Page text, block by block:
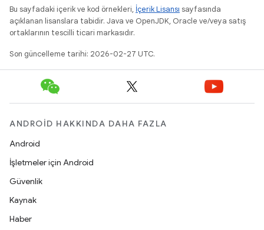
Bu sayfadaki içerik ve kod örnekleri, İçerik Lisansı sayfasında
açıklanan lisanslara tabidir. Java ve OpenJDK, Oracle ve/veya satış
ortaklarının tescilli ticari markasıdır.
Son güncelleme tarihi: 2026-02-27 UTC.
ANDROID HAKKINDA DAHA FAZLA
Android
İşletmeler için Android
Güvenlik
Kaynak
Haber